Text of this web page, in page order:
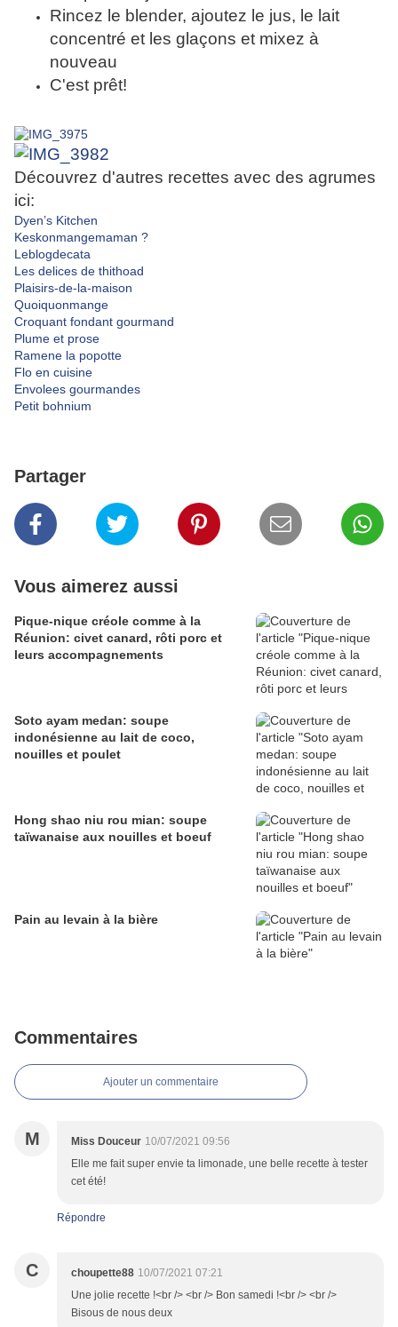
Rincez le blender, ajoutez le jus, le lait
concentré et les glaçons et mixez à
nouveau
C'est prêt!
Découvrez d'autres recettes avec des agrumes
ici:
Dyen’s Kitchen
Keskonmangemaman ?
Leblogdecata
Les delices de thithoad
Plaisirs-de-la-maison
Quoiquonmange
Croquant fondant gourmand
Plume et prose
Ramene la popotte
Flo en cuisine
Envolees gourmandes
Petit bohnium
Partager
Vous aimerez aussi
Pique-nique créole comme à la
Réunion: civet canard, rôti porc et
leurs accompagnements
Soto ayam medan: soupe
indonésienne au lait de coco,
nouilles et poulet
Hong shao niu rou mian: soupe
taïwanaise aux nouilles et boeuf
Pain au levain à la bière
Commentaires
Ajouter un commentaire
M Miss Douceur 10/07/2021 09:56
Elle me fait super envie ta limonade, une belle recette à tester
cet été!
Répondre
C choupette88 10/07/2021 07:21
Une jolie recette !<br /> <br /> Bon samedi !<br /> <br />
Bisous de nous deux